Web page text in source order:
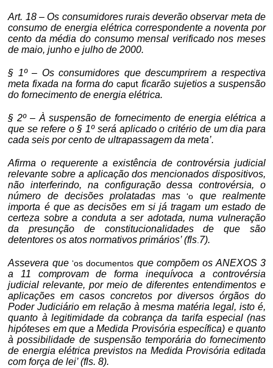
Art. 18 – Os consumidores rurais deverão observar meta de
consumo de energia elétrica correspondente a noventa por
cento da média do consumo mensal verificado nos meses
de maio, junho e julho de 2000.
§ 1º – Os consumidores que descumprirem a respectiva
meta fixada na forma docaput ficarão sujetiosa suspensão
do fornecimento de energia elétrica.
§ 2º – À suspensão de fornecimento de energia elétrica a
que se refere o § 1º será aplicado o critério de um dia para
cada seis por cento deultrapassagemda meta’.
Afirma o requerente a existência de controvérsia judicial
relevante sobre a aplicação dos mencionados dispositivos,
não interferindo, na configuração dessa controvérsia, o
número de decisões prolatadas mas‘o que realmente
importa é que as decisões em si já tragam um estado de
certeza sobre a conduta a ser adotada, numa vulneração
da presunção de constitucionalidades de que são
detentores os atos normativos primários’ (fls.7).
Assevera que ‘os documentos que compõem os ANEXOS 3
a 11 comprovam de forma inequívoca a controvérsia
judicial relevante, por meio de diferentes entendimentos e
aplicações em casos concretos por diversos órgãos do
Poder Judiciário em relação à mesma matéria legal, isto é,
quanto à legitimidade da cobrança da tarifa especial (nas
hipóteses em que a Medida Provisória específica) e quanto
à possibilidade de suspensão temporária do fornecimento
de energia elétrica previstos na Medida Provisória editada
com força de lei’ (fls. 8).